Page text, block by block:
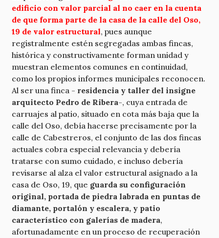
edificio con valor parcial al no caer en la cuenta
de que forma parte de la casa de la calle del Oso,
19 de valor estructural, pues aunque
registralmente estén segregadas ambas fincas,
histórica y constructivamente forman unidad y
muestran elementos comunes en continuidad,
como los propios informes municipales reconocen.
Al ser una finca - residencia y taller del insigne
arquitecto Pedro de Ribera-, cuya entrada de
carruajes al patio, situado en cota más baja que la
calle del Oso, debía hacerse precisamente por la
calle de Cabestreros, el conjunto de las dos fincas
actuales cobra especial relevancia y debería
tratarse con sumo cuidado, e incluso debería
revisarse al alza el valor estructural asignado a la
casa de Oso, 19, que guarda su configuración
original, portada de piedra labrada en puntas de
diamante, portalón y escalera, y patio
característico con galerías de madera,
afortunadamente en un proceso de recuperación